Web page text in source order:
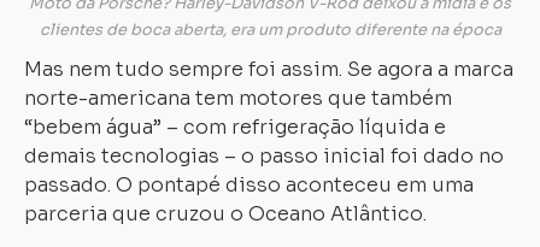
clientes de boca aberta, era um produto diferente na época
Mas nem tudo sempre foi assim. Se agora a marca
norte-americana tem motores que também
“bebem água” – com refrigeração líquida e
demais tecnologias – o passo inicial foi dado no
passado. O pontapé disso aconteceu em uma
parceria que cruzou o Oceano Atlântico.